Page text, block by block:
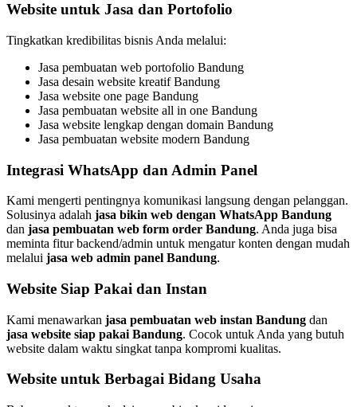
Website untuk Jasa dan Portofolio
Tingkatkan kredibilitas bisnis Anda melalui:
Jasa pembuatan web portofolio Bandung
Jasa desain website kreatif Bandung
Jasa website one page Bandung
Jasa pembuatan website all in one Bandung
Jasa website lengkap dengan domain Bandung
Jasa pembuatan website modern Bandung
Integrasi WhatsApp dan Admin Panel
Kami mengerti pentingnya komunikasi langsung dengan pelanggan.
Solusinya adalah jasa bikin web dengan WhatsApp Bandung
dan jasa pembuatan web form order Bandung. Anda juga bisa
meminta fitur backend/admin untuk mengatur konten dengan mudah
melalui jasa web admin panel Bandung.
Website Siap Pakai dan Instan
Kami menawarkan jasa pembuatan web instan Bandung dan
jasa website siap pakai Bandung. Cocok untuk Anda yang butuh
website dalam waktu singkat tanpa kompromi kualitas.
Website untuk Berbagai Bidang Usaha